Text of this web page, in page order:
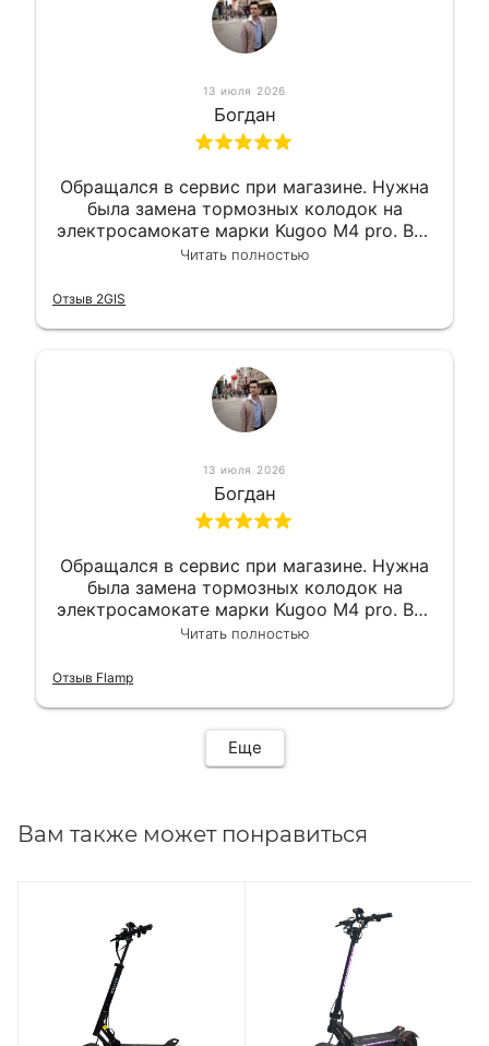
13 июля 2026
Богдан
Обращался в сервис при магазине. Нужна
была замена тормозных колодок на
электросамокате марки Kugoo M4 pro. Всё
сделали в лучшем виде и в максимально
гарантии, поэтому и обратился в этот
Читать полностью
Отзыв 2GIS
13 июля 2026
Богдан
Обращался в сервис при магазине. Нужна
была замена тормозных колодок на
электросамокате марки Kugoo M4 pro. Всё
сделали в лучшем виде и в максимально
гарантии, поэтому и обратился в этот
Читать полностью
Отзыв Flamp
Еще
Вам также может понравиться